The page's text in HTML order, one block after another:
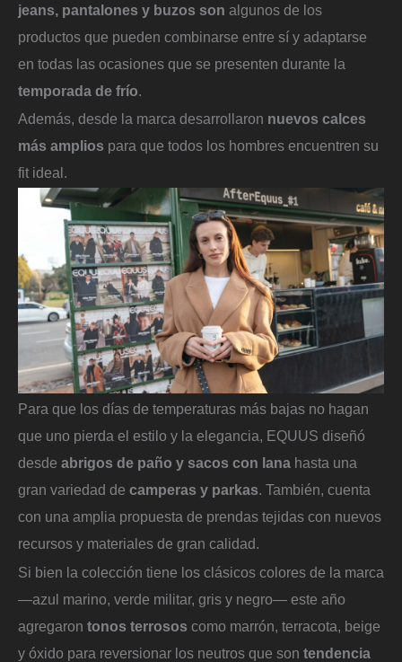
jeans, pantalones y buzos son algunos de los
productos que pueden combinarse entre sí y adaptarse
en todas las ocasiones que se presenten durante la
temporada de frío
Además, desde la marca desarrollaron nuevos calces
más amplios para que todos los hombres encuentren su
fit ideal.
Para que los días de temperaturas más bajas no hagan
que uno pierda el estilo y la elegancia, EQUUS diseñó
desde abrigos de paño y sacos con lana hasta una
gran variedad de camperas y parkas. También, cuenta
con una amplia propuesta de prendas tejidas con nuevos
recursos y materiales de gran calidad.
Si bien la colección tiene los clásicos colores de la marca
—azul marino, verde militar, gris y negro— este año
agregaron tonos terrosos como marrón, terracota, beige
y óxido para reversionar los neutros que son tendencia